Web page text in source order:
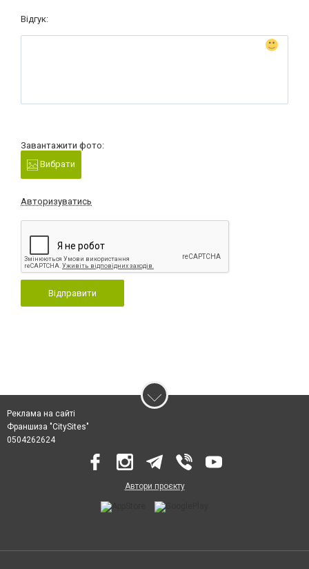
Відгук:
Завантажити фото:
Вибрати
Авторизуватись
Відправити
Реклама на сайті
Франшиза "CitySites"
0504262624
Автори проєкту